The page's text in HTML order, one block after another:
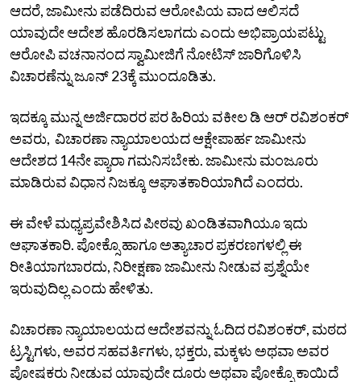
ಆದರೆ, ಜಾಮೀನು ಪಡೆದಿರುವ ಆರೋಪಿಯ ವಾದ ಆಲಿಸದೆ
ಯಾವುದೇ ಆದೇಶ ಹೊರಡಿಸಲಾಗದು ಎಂದು ಅಭಿಪ್ರಾಯಪಟ್ಟು
ಆರೋಪಿ ವಚನಾನಂದ ಸ್ವಾಮೀಜಿಗೆ ನೋಟಿಸ್ ಜಾರಿಗೊಳಿಸಿ
ವಿಚಾರಣೆನ್ನು ಜೂನ್ 23ಕ್ಕೆ ಮುಂದೂಡಿತು.
ಇದಕ್ಕೂ ಮುನ್ನ ಅರ್ಜಿದಾರರ ಪರ ಹಿರಿಯ ವಕೀಲ ಡಿ ಆರ್ ರವಿಶಂಕರ್
ಅವರು, ವಿಚಾರಣಾ ನ್ಯಾಯಾಲಯದ ಆಕ್ಷೇಪಾರ್ಹ ಜಾಮೀನು
ಆದೇಶದ 14ನೇ ಪ್ಯಾರಾ ಗಮನಿಸಬೇಕು. ಜಾಮೀನು ಮಂಜೂರು
ಮಾಡಿರುವ ವಿಧಾನ ನಿಜಕ್ಕೂ ಆಘಾತಕಾರಿಯಾಗಿದೆ ಎಂದರು.
ಈ ವೇಳೆ ಮಧ್ಯಪ್ರವೇಶಿಸಿದ ಪೀಠವು ಖಂಡಿತವಾಗಿಯೂ ಇದು
ಆಘಾತಕಾರಿ. ಪೋಕ್ಸೊ ಹಾಗೂ ಅತ್ಯಾಚಾರ ಪ್ರಕರಣಗಳಲ್ಲಿ ಈ
ರೀತಿಯಾಗಬಾರದು, ನಿರೀಕ್ಷಣಾ ಜಾಮೀ‌ನು ನೀಡುವ ಪ್ರಶ್ನೆಯೇ
ಇರುವುದಿಲ್ಲ ಎಂದು ಹೇಳಿತು.
ವಿಚಾರಣಾ ನ್ಯಾಯಾಲಯದ ಆದೇಶವನ್ನು ಓದಿದ ರವಿಶಂಕರ್, ಮಠದ
ಟ್ರಸ್ಟಿಗಳು, ಅವರ ಸಹವರ್ತಿಗಳು, ಭಕ್ತರು, ಮಕ್ಕಳು ಅಥವಾ ಅವರ
ಪೋಷಕರು ನೀಡುವ ಯಾವುದೇ ದೂರು ಅಥವಾ ಪೋಕ್ಸೊ ಕಾಯಿದೆ